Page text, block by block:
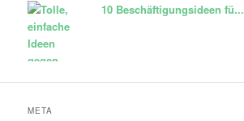
10 Beschäftigungsideen fü...
META